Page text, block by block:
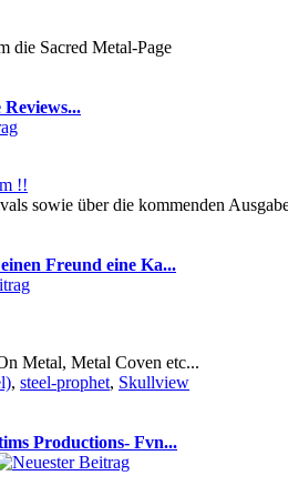
die Sacred Metal-Page
Reviews...
!!
sowie über die kommenden
Freund eine Ka...
Metal, Metal Coven etc...
, steel-prophet, Skullview
Productions- Fvn...